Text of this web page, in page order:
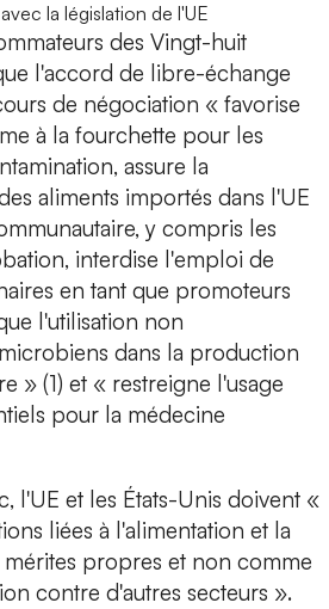
la législation de l'UE
des Vingt-huit
l'accord de libre-échange
de négociation « favorise
à la fourchette pour les
assure la
aliments importés dans l'UE
y compris les
interdise l'emploi de
en tant que promoteurs
l'utilisation non
dans la production
» (1) et « restreigne l'usage
pour la médecine
l'UE et les États-Unis doivent «
liées à l'alimentation et la
propres et non comme
contre d'autres secteurs ».